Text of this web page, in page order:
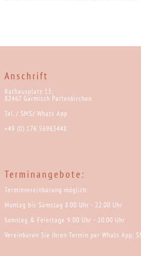
Anschrift
Rathausplatz 13;
82467 Garmisch Partenkirchen
Tel. / SMS/ Whats App
+49 (0) 176 56963448
Terminangebote:
Terminvereinbarung möglich:
Montag bis Samstag 8.00 Uhr - 22.00 Uhr
Sonntag & Feiertage 9:00 Uhr - 20.00 Uhr
Vereinbaren Sie Ihren Termin per Whats App,